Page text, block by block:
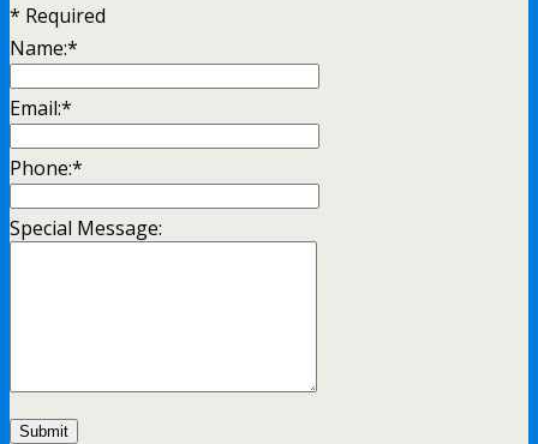
* Required
Name:*
Email:*
Phone:*
Special Message: